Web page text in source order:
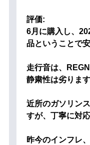
評価:
6月に購入し、
品ということで
走行音は、
静粛性は劣ります
近所のガソリン
すが、丁寧に対
昨今のインフレ